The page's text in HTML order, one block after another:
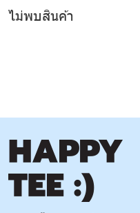
ไม่พบสินค้า